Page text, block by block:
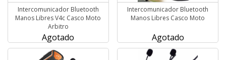
Intercomunicador Bluetooth
Manos Libres V4c Casco Moto
Arbitro
Agotado
Intercomunicador Bluetooth
Manos Libres Casco Moto
Agotado